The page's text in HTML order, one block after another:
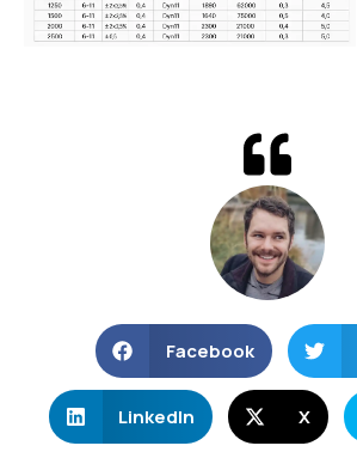
Facebook
LinkedIn X